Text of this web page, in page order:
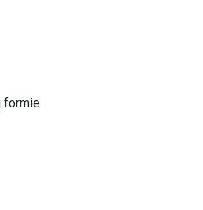
formie